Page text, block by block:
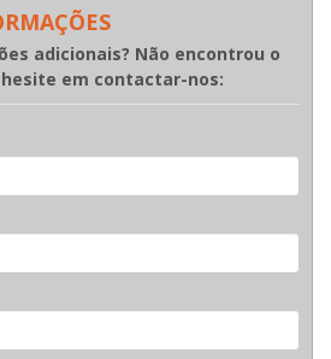
adicionais? Não encontrou o
em contactar-nos: